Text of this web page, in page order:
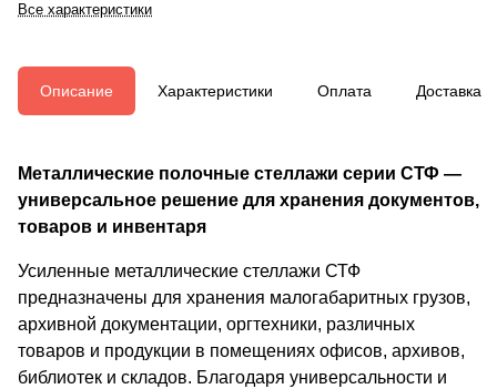
Все характеристики
Описание Характеристики Оплата Доставка
Металлические полочные стеллажи серии СТФ —
универсальное решение для хранения документов,
товаров и инвентаря
Усиленные металлические стеллажи СТФ
предназначены для хранения малогабаритных грузов,
архивной документации, оргтехники, различных
товаров и продукции в помещениях офисов, архивов,
библиотек и складов. Благодаря универсальности и